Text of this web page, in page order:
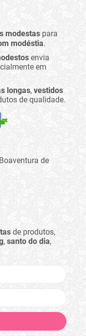
modestas para
modéstia.
envia
em
longas, vestidos
de qualidade.
de
de produtos,
, santo do dia,